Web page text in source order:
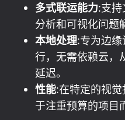
多式联运能力:支
分析和可视化问题
本地处理:专为边
行，无需依赖云，
延迟。
性能:在特定的视
于注重预算的项目